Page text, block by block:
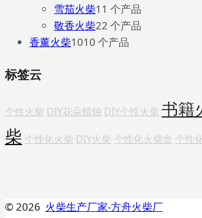
雪茄火柴1 1 个产品
敬香火柴22 个产品
香薰火柴1010 个产品
标签云
个性火柴 DIY花朵蜡烛 DIY个性火柴 书籍
柴 个性化火柴 DIY火柴 个性化火柴盒 个性
© 2026 火柴生产厂家-方舟火柴厂